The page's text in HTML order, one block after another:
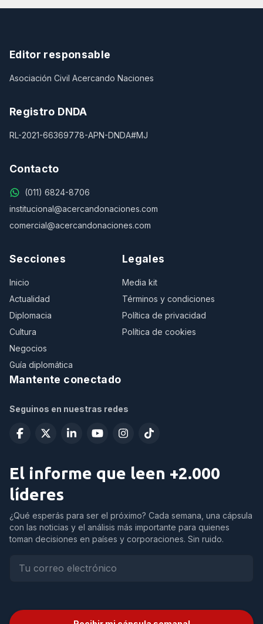
Editor responsable
Asociación Civil Acercando Naciones
Registro DNDA
RL-2021-66369778-APN-DNDA#MJ
Contacto
(011) 6824-8706
institucional@acercandonaciones.com
comercial@acercandonaciones.com
Secciones
Inicio
Actualidad
Diplomacia
Cultura
Negocios
Guía diplomática
Legales
Media kit
Términos y condiciones
Política de privacidad
Política de cookies
Mantente conectado
Seguinos en nuestras redes
El informe que leen +2.000
líderes
¿Qué esperás para ser el próximo? Cada semana, una cápsula
con las noticias y el análisis más importante para quienes
toman decisiones en países y corporaciones. Sin ruido.